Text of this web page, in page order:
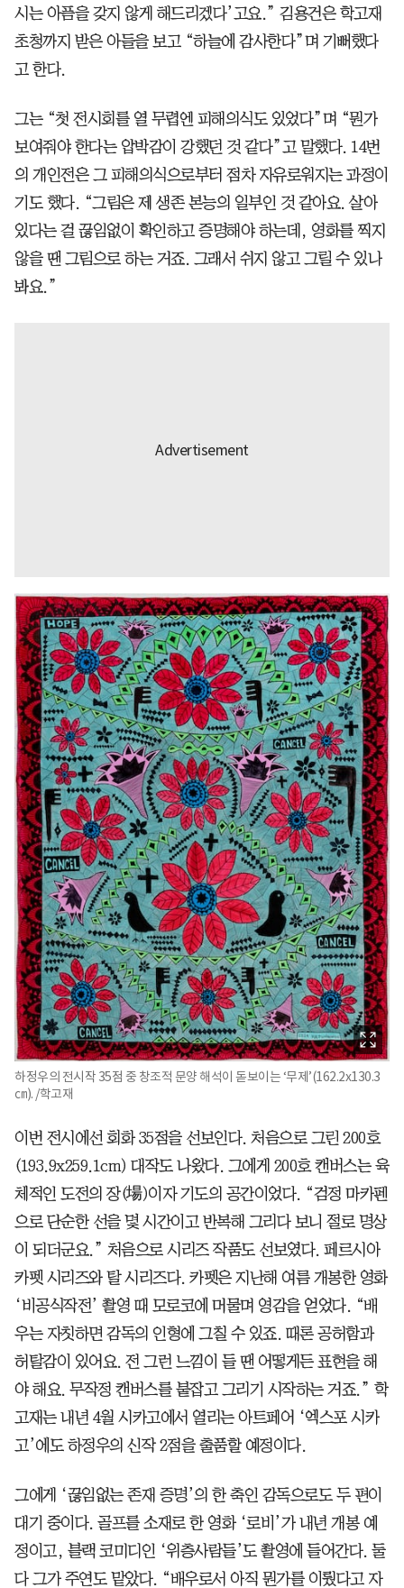
시는 아픔을 갖지 않게 해드리겠다’고요.” 김용건은 학고재
초청까지 받은 아들을 보고 “하늘에 감사한다”며 기뻐했다
고 한다.
그는 “첫 전시회를 열 무렵엔 피해의식도 있었다”며 “뭔가
보여줘야 한다는 압박감이 강했던 것 같다”고 말했다. 14번
의 개인전은 그 피해의식으로부터 점차 자유로워지는 과정이
기도 했다. “그림은 제 생존 본능의 일부인 것 같아요. 살아
있다는 걸 끊임없이 확인하고 증명해야 하는데, 영화를 찍지
않을 땐 그림으로 하는 거죠. 그래서 쉬지 않고 그릴 수 있나
봐요.”
하정우의 전시작 35점 중 창조적 문양 해석이 돋보이는 ‘무제’(162.2x130.3
㎝). /학고재
이번 전시에선 회화 35점을 선보인다. 처음으로 그린 200호
(193.9x259.1cm) 대작도 나왔다. 그에게 200호 캔버스는 육
체적인 도전의 장(場)이자 기도의 공간이었다. “검정 마카펜
으로 단순한 선을 몇 시간이고 반복해 그리다 보니 절로 명상
이 되더군요.” 처음으로 시리즈 작품도 선보였다. 페르시아
카펫 시리즈와 탈 시리즈다. 카펫은 지난해 여름 개봉한 영화
‘비공식작전’ 촬영 때 모로코에 머물며 영감을 얻었다. “배
우는 자칫하면 감독의 인형에 그칠 수 있죠. 때론 공허함과
허탈감이 있어요. 전 그런 느낌이 들 땐 어떻게든 표현을 해
야 해요. 무작정 캔버스를 붙잡고 그리기 시작하는 거죠.” 학
고재는 내년 4월 시카고에서 열리는 아트페어 ‘엑스포 시카
고’에도 하정우의 신작 2점을 출품할 예정이다.
그에게 ‘끊임없는 존재 증명’의 한 축인 감독으로도 두 편이
대기 중이다. 골프를 소재로 한 영화 ‘로비’가 내년 개봉 예
정이고, 블랙 코미디인 ‘위층사람들’도 촬영에 들어간다. 둘
다 그가 주연도 맡았다. “배우로서 아직 뭔가를 이뤘다고 자